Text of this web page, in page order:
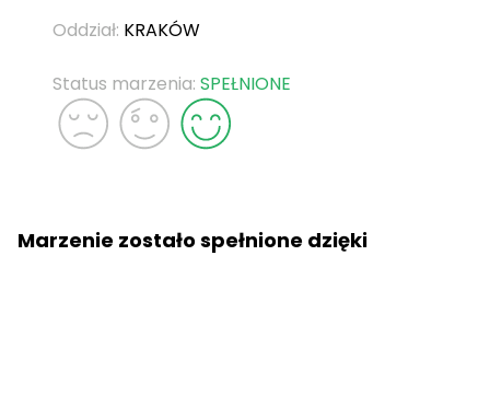
Oddział: KRAKÓW
Status marzenia: SPEŁNIONE
Marzenie zostało spełnione dzięki